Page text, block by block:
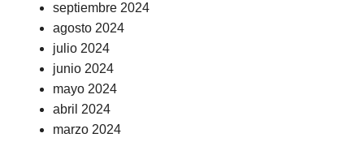
septiembre 2024
agosto 2024
julio 2024
junio 2024
mayo 2024
abril 2024
marzo 2024